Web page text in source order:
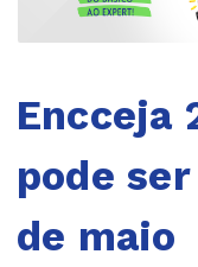
Encceja
pode
de maio